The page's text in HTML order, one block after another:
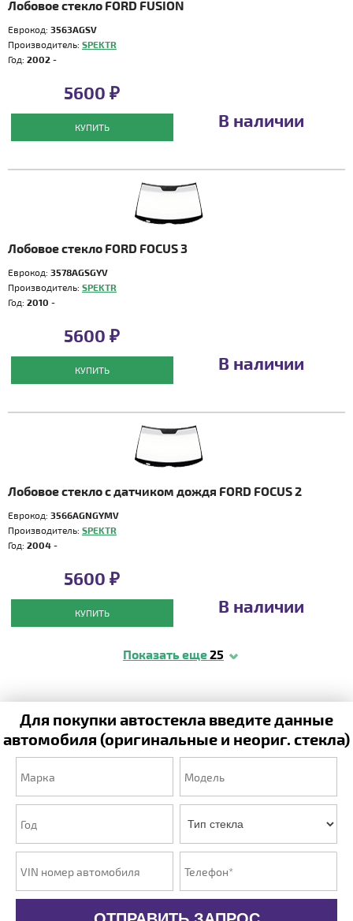
Лобовое стекло FORD FUSION
Еврокод: 3563AGSV
Производитель: SPEKTR
Год: 2002 -
5600 ₽
КУПИТЬ В наличии
Лобовое стекло FORD FOCUS 3
Еврокод: 3578AGSGYV
Производитель: SPEKTR
Год: 2010 -
5600 ₽
КУПИТЬ В наличии
Лобовое стекло с датчиком дождя FORD FOCUS 2
Еврокод: 3566AGNGYMV
Производитель: SPEKTR
Год: 2004 -
5600 ₽
КУПИТЬ В наличии
Показать еще25
Для покупки автостекла введите данные
автомобиля (оригинальные и неориг. стекла)